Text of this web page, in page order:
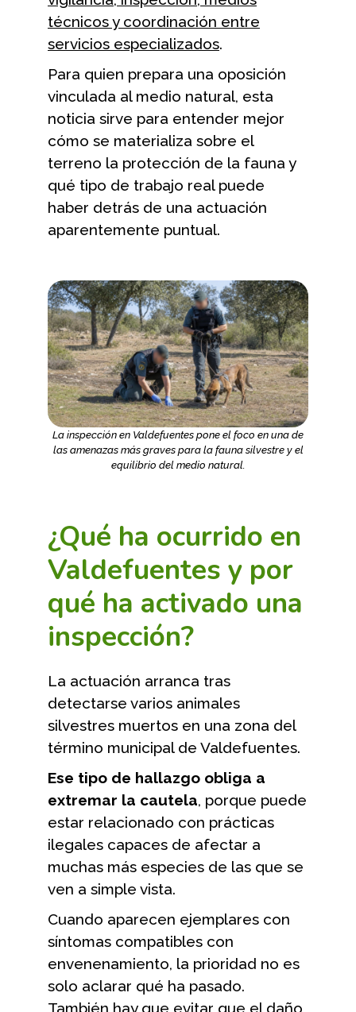
técnicos y coordinación entre
servicios especializados.
Para quien prepara una oposición
vinculada al medio natural, esta
noticia sirve para entender mejor
cómo se materializa sobre el
terreno la protección de la fauna y
qué tipo de trabajo real puede
haber detrás de una actuación
aparentemente puntual.
La inspección en Valdefuentes pone el foco en una de
las amenazas más graves para la fauna silvestre y el
equilibrio del medio natural.
¿Qué ha ocurrido en
Valdefuentes y por
qué ha activado una
inspección?
La actuación arranca tras
detectarse varios animales
silvestres muertos en una zona del
término municipal de Valdefuentes.
Ese tipo de hallazgo obliga a
extremar la cautela, porque puede
estar relacionado con prácticas
ilegales capaces de afectar a
muchas más especies de las que se
ven a simple vista.
Cuando aparecen ejemplares con
síntomas compatibles con
envenenamiento, la prioridad no es
solo aclarar qué ha pasado.
También hay que evitar que el daño